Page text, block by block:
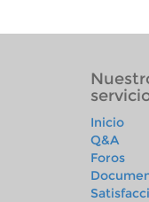
Inicio
Q&A
Foros